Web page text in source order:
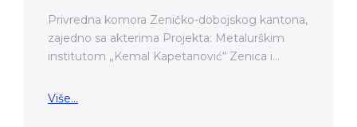
Privredna komora Zeničko-dobojskog kantona,
zajedno sa akterima Projekta: Metalurškim
institutom „Kemal Kapetanović“ Zenica i...
Više...